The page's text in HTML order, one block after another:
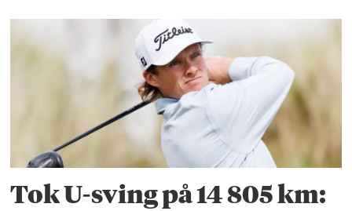
Tok U-sving på 14 805 km: